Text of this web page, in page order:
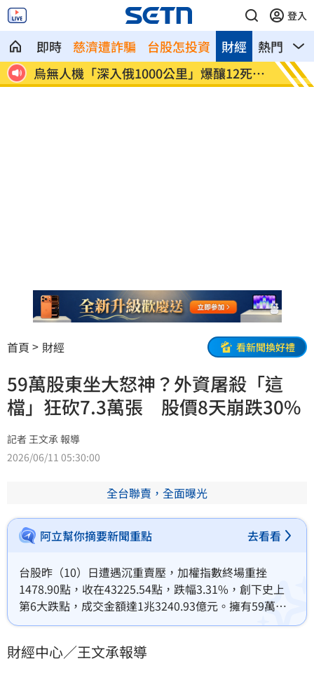
登入
即時 慈濟遭詐騙 台股怎投資 熱門 影
財經
亡
烏無人機「深入俄1000公里」爆釀12死39
傷
9m88
局曝
首頁 財經 看新聞換好禮
59萬股東坐大怒神？外資屠殺「這
檔」狂砍7.3萬張 股價8天崩跌30%
記者 王文承 報導
2026/06/11 05:30:00
全台聯賣，全面曝光
阿立幫你摘要新聞重點 去看看
台股昨（10）日遭遇沉重賣壓，加權指數終場重挫
1478.90點，收在43225.54點，跌幅3.31%，創下史上
第6大跌點，成交金額達1兆3240.93億元。擁有59萬股
東的晶圓代工大廠力積電（6770）成為外資「屠殺」目
元、跌幅9.93%，收在64.4元。在法人與散戶連日殺出
財經中心／王文承報導